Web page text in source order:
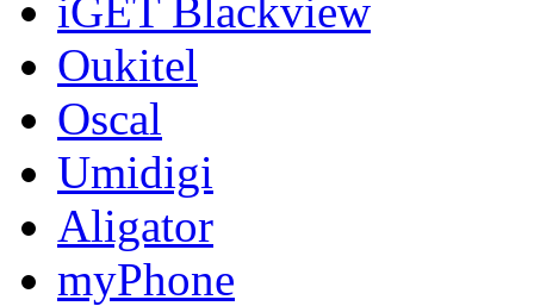
iGET Blackview
Oukitel
Oscal
Umidigi
Aligator
myPhone